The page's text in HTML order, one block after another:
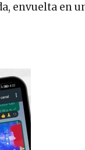
envuelta en